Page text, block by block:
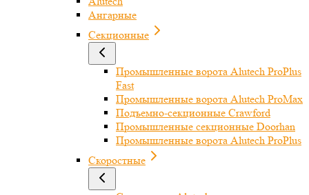
Ангарные
Секционные
Промышленные ворота Alutech ProPlus
Fast
Промышленные ворота Alutech ProMax
Подъемно-секционные Crawford
Промышленные секционные Doorhan
Промышленные ворота Alutech ProPlus
Скоростные